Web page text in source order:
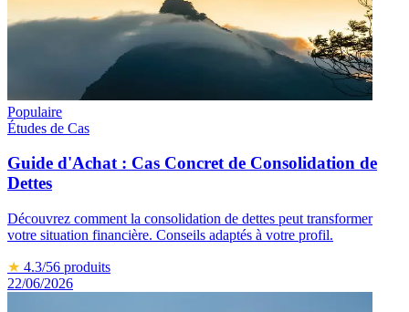
Populaire
Études de Cas
Guide d'Achat : Cas Concret de Consolidation de
Dettes
Découvrez comment la consolidation de dettes peut transformer
votre situation financière. Conseils adaptés à votre profil.
★ 4.3/56 produits
22/06/2026